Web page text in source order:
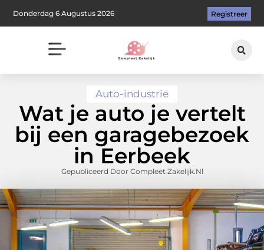
Donderdag 6 Augustus 2026 Registreer
Auto-industrie
Wat je auto je vertelt
bij een garagebezoek
in Eerbeek
Gepubliceerd Door Compleet Zakelijk.nl